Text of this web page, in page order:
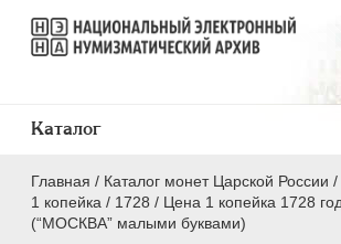
Главная / Каталог монет Царской России /
1 копейка / 1728 / Цена 1 копейка 1728
(“МОСКВА” малыми буквами)
Каталог